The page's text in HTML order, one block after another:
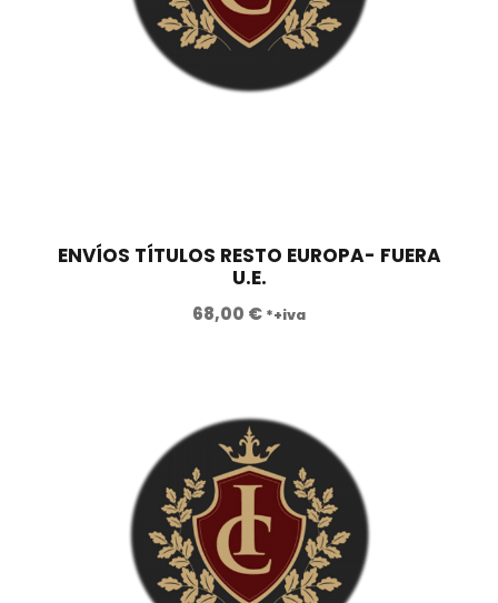
€
.
ENVÍOS TÍTULOS RESTO EUROPA- FUERA
U.E.
68,00 € *+iva